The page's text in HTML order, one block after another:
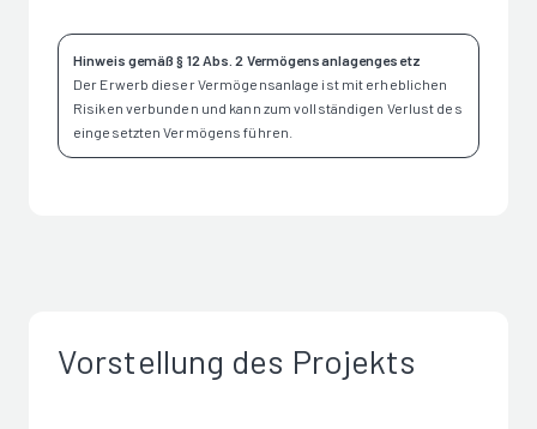
Hinweis gemäß § 12 Abs. 2 Vermögensanlagengesetz
Der Erwerb dieser Vermögensanlage ist mit erheblichen
Risiken verbunden und kann zum vollständigen Verlust des
eingesetzten Vermögens führen.
Vorstellung des Projekts